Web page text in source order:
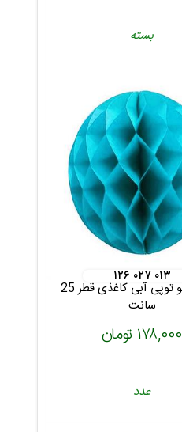
بسته
۱۲۶ ۰۲۷ ۰۱۳
آویز بازشو توپی آبی کاغذی قطر 25
سانت
۱۷۸,۰۰۰ تومان
عدد